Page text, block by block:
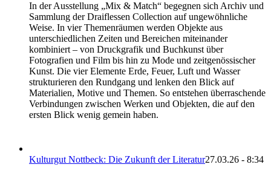
In der Ausstellung „Mix & Match“ begegnen sich Archiv und
Sammlung der Draiflessen Collection auf ungewöhnliche
Weise. In vier Themenräumen werden Objekte aus
unterschiedlichen Zeiten und Bereichen miteinander
kombiniert – von Druckgrafik und Buchkunst über
Fotografien und Film bis hin zu Mode und zeitgenössischer
Kunst. Die vier Elemente Erde, Feuer, Luft und Wasser
strukturieren den Rundgang und lenken den Blick auf
Materialien, Motive und Themen. So entstehen überraschende
Verbindungen zwischen Werken und Objekten, die auf den
ersten Blick wenig gemein haben.
Kulturgut Nottbeck: Die Zukunft der Literatur27.03.26 - 8:34